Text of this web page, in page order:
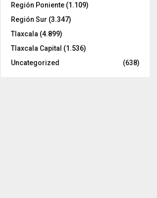
Región Poniente (1.109)
Región Sur (3.347)
Tlaxcala (4.899)
Tlaxcala Capital (1.536)
Uncategorized
(638)